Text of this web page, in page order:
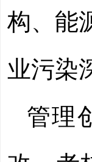
构、能
业污染
管理